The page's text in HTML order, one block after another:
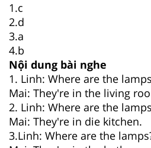
1.c
2.d
3.a
4.b
Nội dung bài nghe
1. Linh: Where are the
Mai: They're in the living
2. Linh: Where are the
Mai: They're in die kitchen.
3.Linh: Where are the